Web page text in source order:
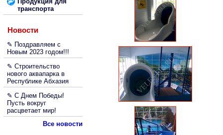
транспорта
Новости
✎ Поздравляем с
Новым 2023 годом!!!
✎ Строительство
нового аквапарка в
Республике Абхазия
✎ С Днем Победы!
Пусть вокруг
расцветает мир!
Все новости